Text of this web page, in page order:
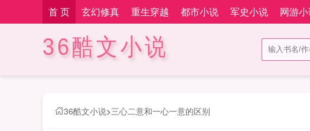
首 页 玄幻修真 重生穿越 都市小说 军史小说 网游
36酷文小说
36酷文小说>三心二意和一心一意的区别